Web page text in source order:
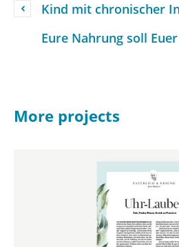
Kind mit chronischer
Eure Nahrung soll
More projects